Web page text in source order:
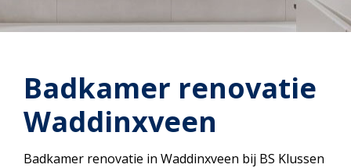
Badkamer renovatie
Waddinxveen
Badkamer renovatie in Waddinxveen bij BS Klussen